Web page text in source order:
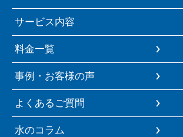
サービス内容
料金一覧
事例・お客様の声
よくあるご質問
水のコラム